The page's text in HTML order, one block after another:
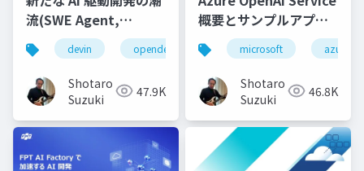
流(SWE Agent,
AutoDev,Devin,
GitHub Copilot
Workspace等)
devin opendevin azure autodev
Shotaro
Suzuki
47.9K
概要とサンプルアプリ
等のご紹介
microsoft azure
Shotaro
Suzuki
46.8K